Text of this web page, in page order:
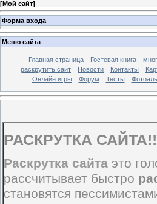
[Мой сайт]
Форма входа
Меню сайта
Главная страница Гостевая книга
раскрутить сайт
Новости Контакты
Онлайн игры
Форум Тесты
РАСКРУТКА САЙТА
Раскрутка сайта это
рассчитывает быстро
становятся